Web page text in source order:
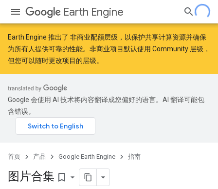
Earth Engine
Earth Engine 推出了 非商业配额层级 ，以保护共享计算资源并确保
为所有人提供可靠的性能。非商业项目默认使用 Community 层级，
但您可以随时更改项目的层级。
Google 会使用 AI 技术将内容翻译成您偏好的语言。AI 翻译可能包
含错误。
首页 产品 Google Earth Engine 指南
图片合集 bookmark_border